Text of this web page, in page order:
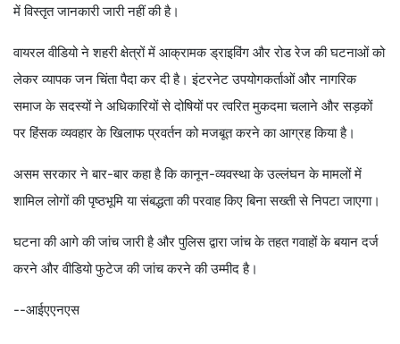
में विस्तृत जानकारी जारी नहीं की है।
वायरल वीडियो ने शहरी क्षेत्रों में आक्रामक ड्राइविंग और रोड रेज की घटनाओं को
लेकर व्यापक जन चिंता पैदा कर दी है। इंटरनेट उपयोगकर्ताओं और नागरिक
समाज के सदस्यों ने अधिकारियों से दोषियों पर त्वरित मुकदमा चलाने और सड़कों
पर हिंसक व्यवहार के खिलाफ प्रवर्तन को मजबूत करने का आग्रह किया है।
असम सरकार ने बार-बार कहा है कि कानून-व्यवस्था के उल्लंघन के मामलों में
शामिल लोगों की पृष्ठभूमि या संबद्धता की परवाह किए बिना सख्ती से निपटा जाएगा।
घटना की आगे की जांच जारी है और पुलिस द्वारा जांच के तहत गवाहों के बयान दर्ज
करने और वीडियो फुटेज की जांच करने की उम्मीद है।
--आईएएनएस